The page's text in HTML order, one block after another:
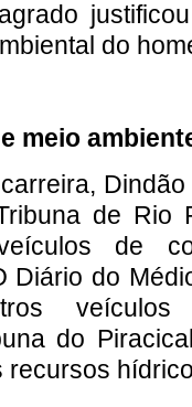
do
meio
de Rio
de
Diário do
veículos
do
recursos